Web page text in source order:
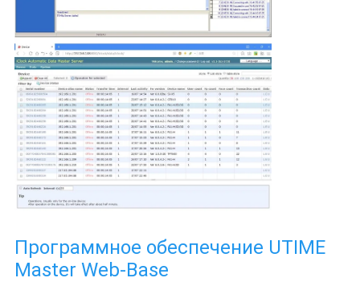
Программное обеспечение UTIME
Master Web-Base